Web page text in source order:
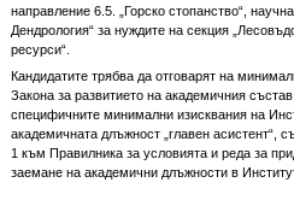
направление 6.5. „Горско стопанство“,
Дендрология“ за нуждите на секция
ресурси“.
Кандидатите трябва да отговарят на
Закона за развитието на академичния
специфичните минимални изисквания на
академичната длъжност „главен асистент“,
1 към Правилника за условията и реда за
заемане на академични длъжности в